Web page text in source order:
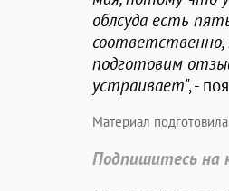
облсуда есть
соответственно,
подготовим
устраивает", -
Материал подготовила
Подпишитесь на